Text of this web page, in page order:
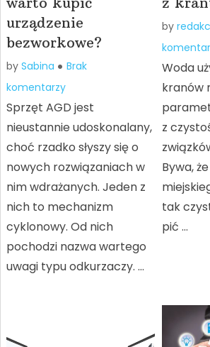
urządzenie
bezworkowe?
by Sabina
Brak
komentarzy
Sprzęt AGD jest
nieustannie udoskonalany,
choć rzadko słyszy się o
nowych rozwiązaniach w
nim wdrażanych. Jeden z
nich to mechanizm
cyklonowy. Od nich
pochodzi nazwa wartego
uwagi typu odkurzaczy. …
by
Woda
kranów
z
Bywa,
tak
pić …